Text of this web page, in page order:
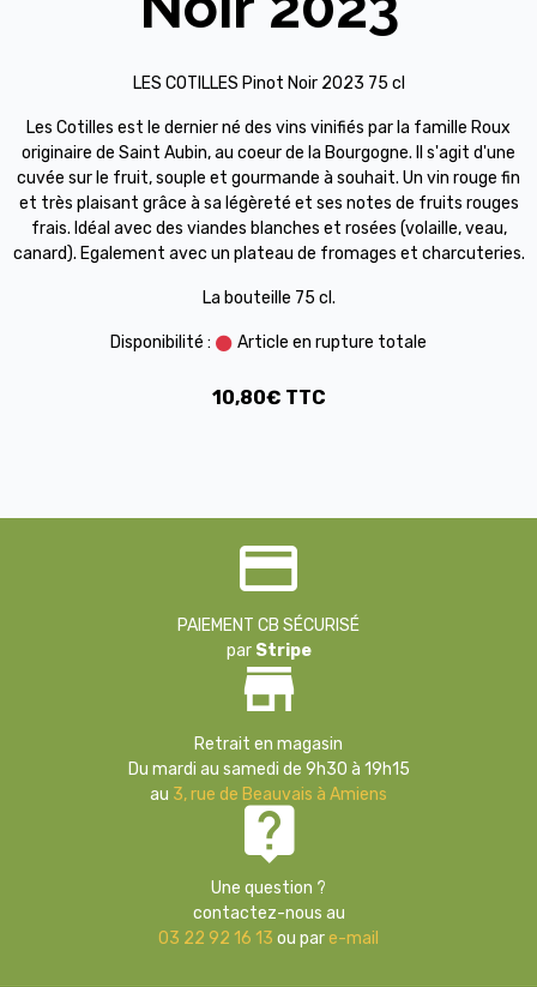
LES COTILLES Pinot Noir 2023 75 cl
Les Cotilles est le dernier né des vins vinifiés par la famille Roux
originaire de Saint Aubin, au coeur de la Bourgogne. Il s'agit d'une
cuvée sur le fruit, souple et gourmande à souhait. Un vin rouge fin
et très plaisant grâce à sa légèreté et ses notes de fruits rouges
frais. Idéal avec des viandes blanches et rosées (volaille, veau,
canard). Egalement avec un plateau de fromages et charcuteries.
La bouteille 75 cl.
Disponibilité : Article en rupture totale
10,80€ TTC
PAIEMENT CB SÉCURISÉ
par Stripe
Retrait en magasin
Du mardi au samedi de 9h30 à 19h15
au 3, rue de Beauvais à Amiens
Une question ?
contactez-nous au
03 22 92 16 13 ou pare-mail